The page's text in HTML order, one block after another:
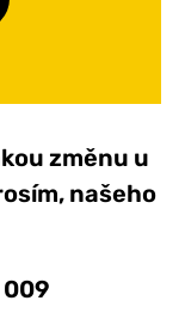
změnu u
našeho